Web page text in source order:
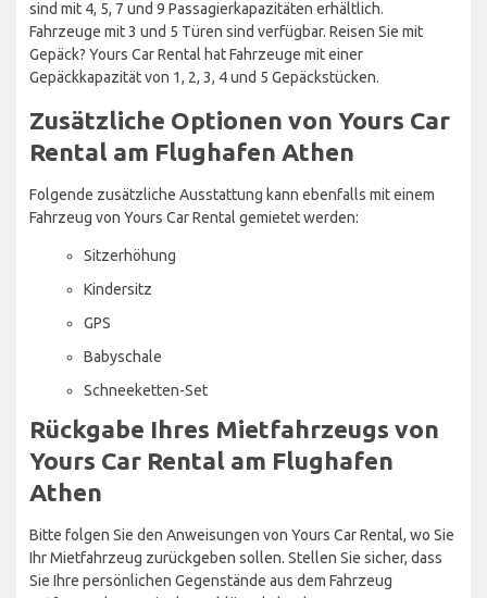
sind mit 4, 5, 7 und 9 Passagierkapazitäten erhältlich.
Fahrzeuge mit 3 und 5 Türen sind verfügbar. Reisen Sie mit
Gepäck? Yours Car Rental hat Fahrzeuge mit einer
Gepäckkapazität von 1, 2, 3, 4 und 5 Gepäckstücken.
Zusätzliche Optionen von Yours Car
Rental am Flughafen Athen
Folgende zusätzliche Ausstattung kann ebenfalls mit einem
Fahrzeug von Yours Car Rental gemietet werden:
Sitzerhöhung
Kindersitz
GPS
Babyschale
Schneeketten-Set
Rückgabe Ihres Mietfahrzeugs von
Yours Car Rental am Flughafen
Athen
Bitte folgen Sie den Anweisungen von Yours Car Rental, wo Sie
Ihr Mietfahrzeug zurückgeben sollen. Stellen Sie sicher, dass
Sie Ihre persönlichen Gegenstände aus dem Fahrzeug